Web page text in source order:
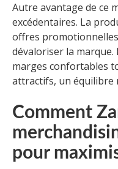
Autre avantage de ce
excédentaires. La
offres
dévaloriser la marque.
marges confortables
attractifs, un équilibre
Comment
pour